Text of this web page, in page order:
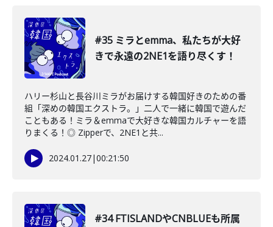
#35 ミラとemma、私たちが大好
きで永遠の2NE1を語り尽くす！
ハリー杉山と長谷川ミラがお届けする韓国好きのための番
組「深めの韓国エクストラ。」二人で一緒に韓国で遊んだ
こともある！ミラ＆emmaで大好きな韓国カルチャーを語
りまくる！◎ Zipperで、2NE1と共...
2024.01.27|00:21:50
#34 FTISLANDやCNBLUEも所属